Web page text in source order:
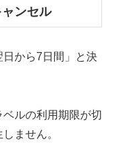
ンセル
から7日間」と決
ルの利用期限が切
ません。